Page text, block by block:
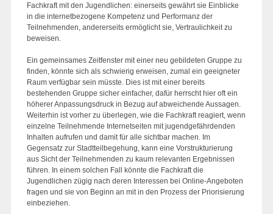
Fachkraft mit den Jugendlichen: einerseits gewährt sie Einblicke
in die internetbezogene Kompetenz und Performanz der
Teilnehmenden, andererseits ermöglicht sie, Vertraulichkeit zu
beweisen.
Ein gemeinsames Zeitfenster mit einer neu gebildeten Gruppe zu
finden, könnte sich als schwierig erweisen, zumal ein geeigneter
Raum verfügbar sein müsste. Dies ist mit einer bereits
bestehenden Gruppe sicher einfacher, dafür herrscht hier oft ein
höherer Anpassungsdruck in Bezug auf abweichende Aussagen.
Weiterhin ist vorher zu überlegen, wie die Fachkraft reagiert, wenn
einzelne Teilnehmende Internetseiten mit jugendgefährdenden
Inhalten aufrufen und damit für alle sichtbar machen. Im
Gegensatz zur Stadtteilbegehung, kann eine Vorstrukturierung
aus Sicht der Teilnehmenden zu kaum relevanten Ergebnissen
führen. In einem solchen Fall könnte die Fachkraft die
Jugendlichen zügig nach deren Interessen bei Online-Angeboten
fragen und sie von Beginn an mit in den Prozess der Priorisierung
einbeziehen.